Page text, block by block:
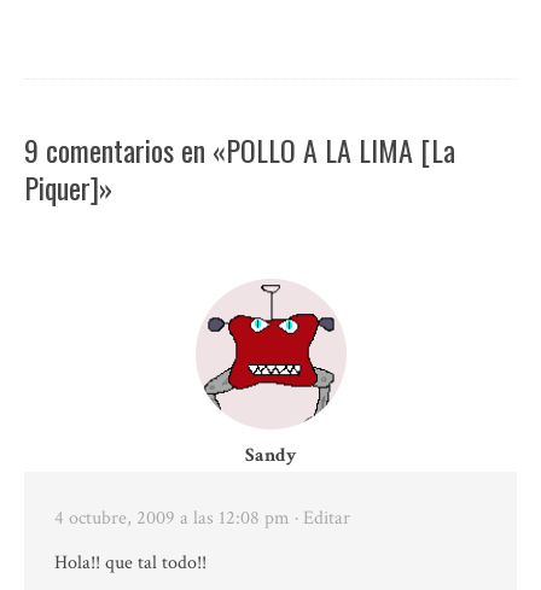
9 comentarios en «POLLO A LA LIMA [La
Piquer]»
Sandy
4 octubre, 2009 a las 12:08 pm · Editar
Hola!! que tal todo!!